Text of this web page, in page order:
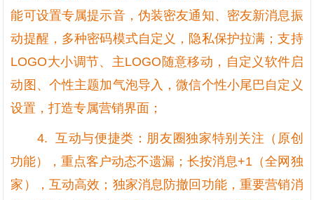
能可设置专属提示音，伪装密友通知、密友新消息振
动提醒，多种密码模式自定义，隐私保护拉满；支持
LOGO大小调节、主LOGO随意移动，自定义软件启
动图、个性主题加气泡导入，微信个性小尾巴自定义
设置，打造专属营销界面；
4. 互动与便捷类：朋友圈独家特别关注（原创
功能），重点客户动态不遗漏；长按消息+1（全网独
家），互动高效；独家消息防撤回功能，重要营销消